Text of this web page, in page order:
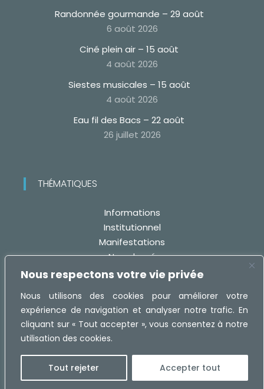
Nous respectons votre vie privée
Nous utilisons des cookies pour améliorer votre
expérience de navigation et analyser notre trafic. En
cliquant sur « Tout accepter », vous consentez à notre
utilisation des cookies.
Tout rejeter Accepter tout
Randonnée gourmande – 29 août
6 août 2026
Ciné plein air – 15 août
4 août 2026
Siestes musicales – 15 août
4 août 2026
Eau fil des Bacs – 22 août
26 juillet 2026
THÉMATIQUES
Informations
Institutionnel
Manifestations
Non classé
Travaux
Protection des Données Personnelles (RGPD)